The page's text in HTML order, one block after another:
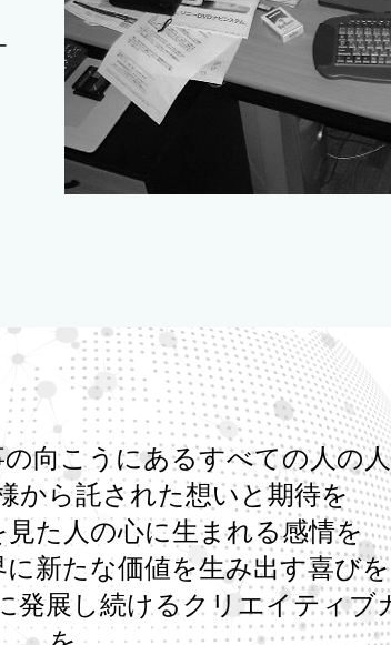
向こうにあるすべての人の
から託された想いと期待を
た人の心に生まれる感情を
新たな価値を生み出す喜びを
発展し続けるクリエイティブ